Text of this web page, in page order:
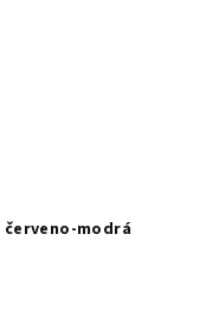
modrá